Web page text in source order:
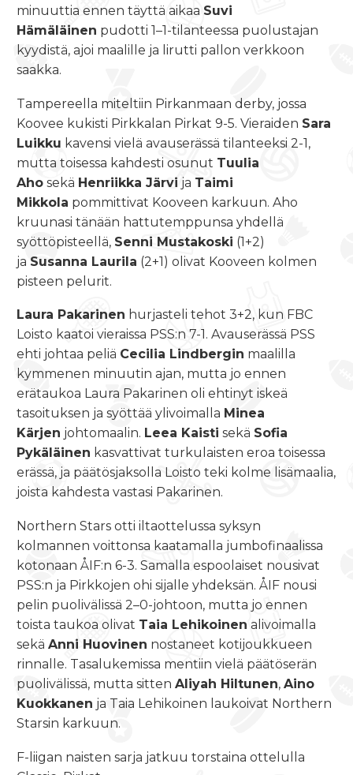
minuuttia ennen täyttä aikaa Suvi
Hämäläinen pudotti 1–1-tilanteessa puolustajan
kyydistä, ajoi maalille ja lirutti pallon verkkoon
saakka.
Tampereella miteltiin Pirkanmaan derby, jossa
Koovee kukisti Pirkkalan Pirkat 9-5. Vieraiden Sara
Luikku kavensi vielä avauserässä tilanteeksi 2-1,
mutta toisessa kahdesti osunut Tuulia
Aho sekä Henriikka Järvi ja Taimi
Mikkola pommittivat Kooveen karkuun. Aho
kruunasi tänään hattutemppunsa yhdellä
syöttöpisteellä, Senni Mustakoski (1+2)
ja Susanna Laurila (2+1) olivat Kooveen kolmen
pisteen pelurit.
Laura Pakarinen hurjasteli tehot 3+2, kun FBC
Loisto kaatoi vieraissa PSS:n 7-1. Avauserässä PSS
ehti johtaa peliä Cecilia Lindbergin maalilla
kymmenen minuutin ajan, mutta jo ennen
erätaukoa Laura Pakarinen oli ehtinyt iskeä
tasoituksen ja syöttää ylivoimalla Minea
Kärjen johtomaalin. Leea Kaisti sekä Sofia
Pykäläinen kasvattivat turkulaisten eroa toisessa
erässä, ja päätösjaksolla Loisto teki kolme lisämaalia,
joista kahdesta vastasi Pakarinen.
Northern Stars otti iltaottelussa syksyn
kolmannen voittonsa kaatamalla jumbofinaalissa
kotonaan ÅIF:n 6-3. Samalla espoolaiset nousivat
PSS:n ja Pirkkojen ohi sijalle yhdeksän. ÅIF nousi
pelin puolivälissä 2–0-johtoon, mutta jo ennen
toista taukoa olivat Taia Lehikoinen alivoimalla
sekä Anni Huovinen nostaneet kotijoukkueen
rinnalle. Tasalukemissa mentiin vielä päätöserän
puolivälissä, mutta sitten Aliyah Hiltunen, Aino
Kuokkanen ja Taia Lehikoinen laukoivat Northern
Starsin karkuun.
F-liigan naisten sarja jatkuu torstaina ottelulla